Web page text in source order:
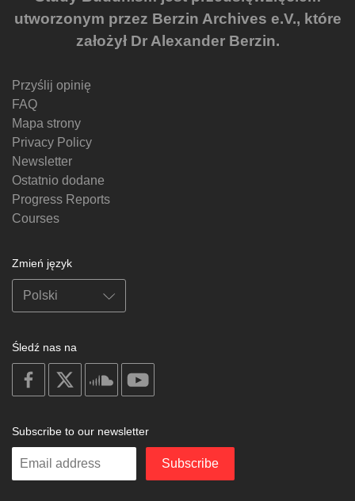
utworzonym przez Berzin Archives e.V., które
założył Dr Alexander Berzin.
Przyślij opinię
FAQ
Mapa strony
Privacy Policy
Newsletter
Ostatnio dodane
Progress Reports
Courses
Zmień język
Śledź nas na
on
facebook
soundcloud
Subscribe to our newsletter
Enter
Subscribe